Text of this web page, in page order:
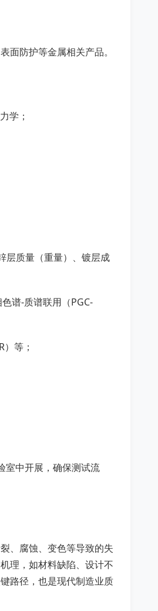
⾯防护等金属相关产品。
学；
层质量（重量）、镀层成
谱-质谱联用（PGC-
等；
室中开展，确保测试流
、腐蚀、变色等导致的失
理，如材料缺陷、设计不
路径，也是现代制造业质